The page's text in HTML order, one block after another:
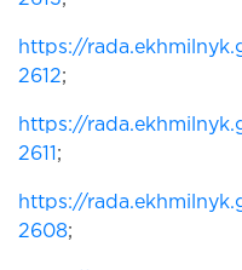
https://
2612;
https://
2611 ;
https://
2608;